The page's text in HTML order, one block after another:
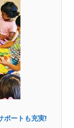
ポートも充実!